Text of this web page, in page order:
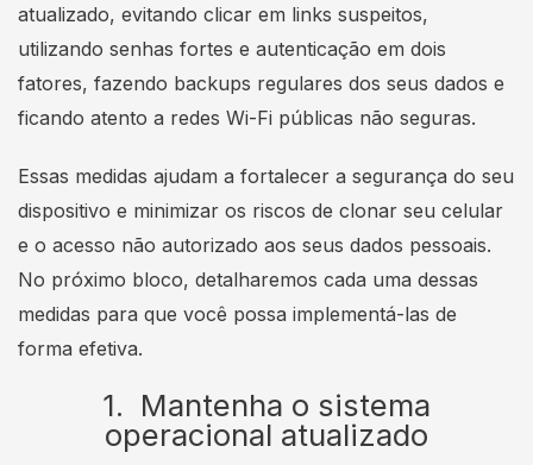
atualizado, evitando clicar em links suspeitos,
utilizando senhas fortes e autenticação em dois
fatores, fazendo backups regulares dos seus dados e
ficando atento a redes Wi-Fi públicas não seguras.
Essas medidas ajudam a fortalecer a segurança do seu
dispositivo e minimizar os riscos de clonar seu celular
e o acesso não autorizado aos seus dados pessoais.
No próximo bloco, detalharemos cada uma dessas
medidas para que você possa implementá-las de
forma efetiva.
1. Mantenha o sistema
operacional atualizado